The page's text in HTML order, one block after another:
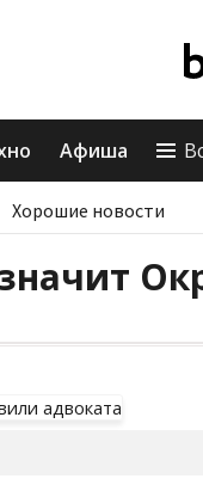
Афиша
Хорошие новости